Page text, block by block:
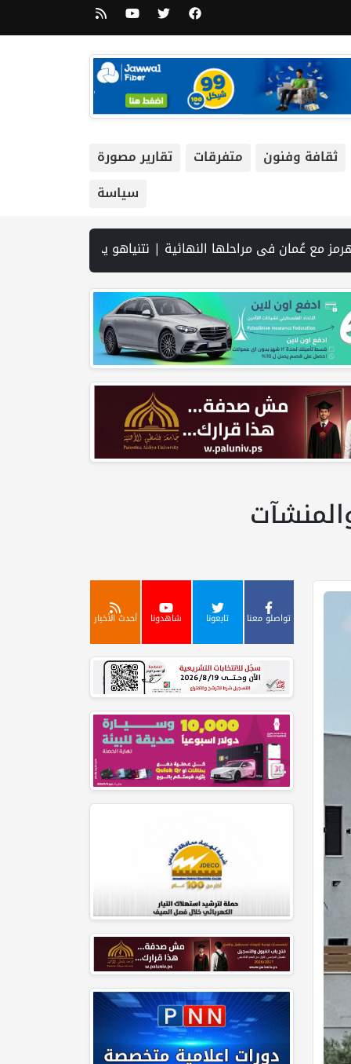
ثقافة وفنون متفرقات
تقارير مصورة
سياسة
تواصلو معنا تابعونا شاهدونا أحدث الأخبار